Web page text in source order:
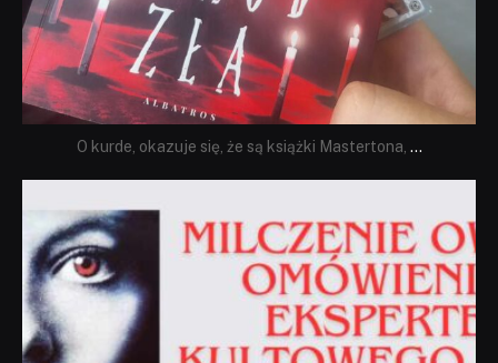
O kurde, okazuje się, że są książki Mastertona, ...